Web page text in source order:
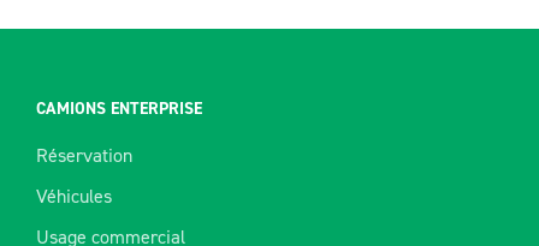
CAMIONS ENTERPRISE
Réservation
Véhicules
Usage commercial